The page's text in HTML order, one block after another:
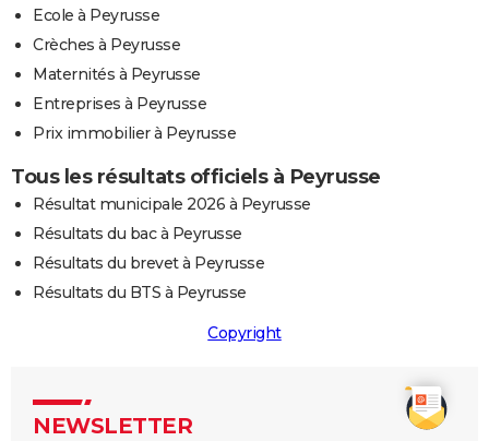
Ecole à Peyrusse
Crèches à Peyrusse
Maternités à Peyrusse
Entreprises à Peyrusse
Prix immobilier à Peyrusse
Tous les résultats officiels à Peyrusse
Résultat municipale 2026 à Peyrusse
Résultats du bac à Peyrusse
Résultats du brevet à Peyrusse
Résultats du BTS à Peyrusse
Copyright
NEWSLETTER